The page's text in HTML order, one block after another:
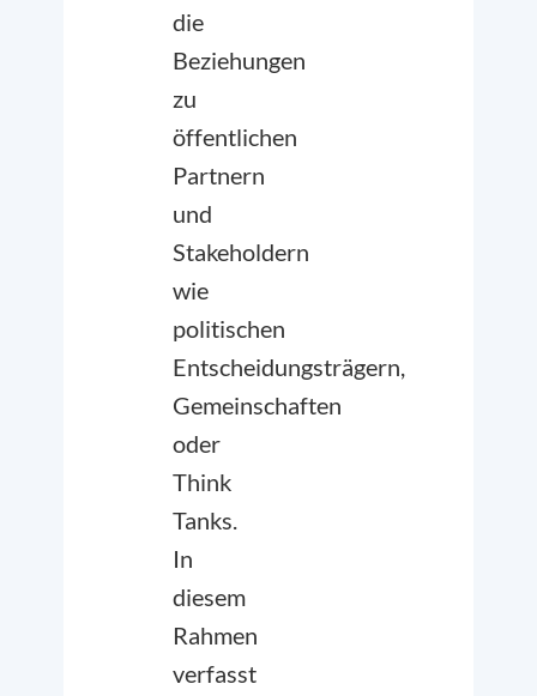
die
Beziehungen
zu
öffentlichen
Partnern
und
Stakeholdern
wie
politischen
Entscheidungsträgern,
Gemeinschaften
oder
Think
Tanks.
In
diesem
Rahmen
verfasst